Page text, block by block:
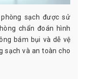
sạch được sử
chẩn đoán hình
bám bụi và dễ vệ
sạch và an toàn cho